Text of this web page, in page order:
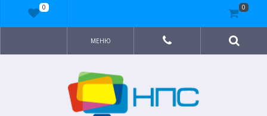
МЕНЮ
0 0